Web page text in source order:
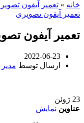
خانه » تعمیر آیفون
تعمیر آیفون تصویری
تعمیر آیفون
2022-06-23
ارسال توسط مدیر
23 ژوئن
عناوین نمایش